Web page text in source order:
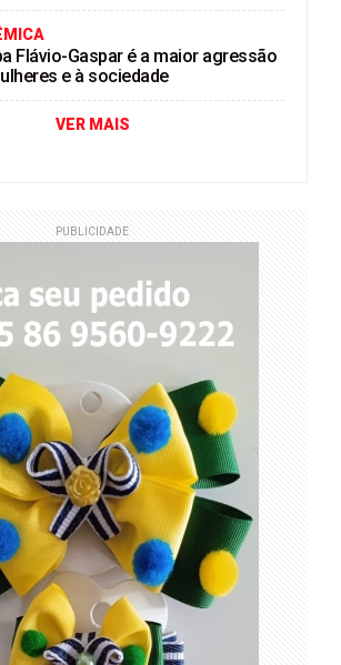
Flávio-Gaspar é a maior agressão
e à sociedade
VER MAIS
PUBLICIDADE